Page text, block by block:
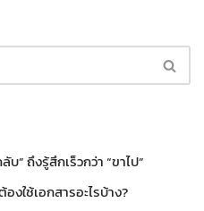
” ถึงรู้สึกเร็วกว่า “ขาไป”
งใช้เอกสารอะไรบ้าง?